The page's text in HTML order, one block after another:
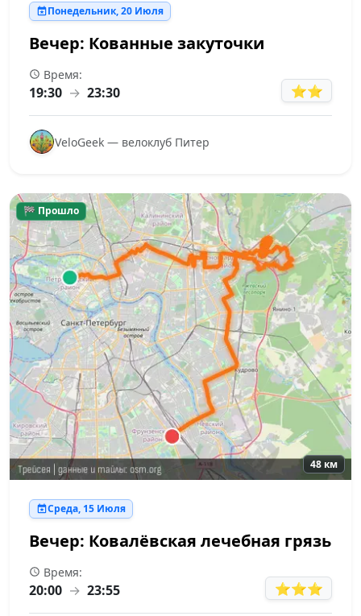
Понедельник, 20 Июля
Вечер: Кованные закуточки
Время:
19:30 → 23:30 ⭐⭐
VeloGeek — велоклуб Питер
🏁 Прошло
48 км
Среда, 15 Июля
Вечер: Ковалёвская лечебная грязь
Время:
20:00 → 23:55 ⭐⭐⭐